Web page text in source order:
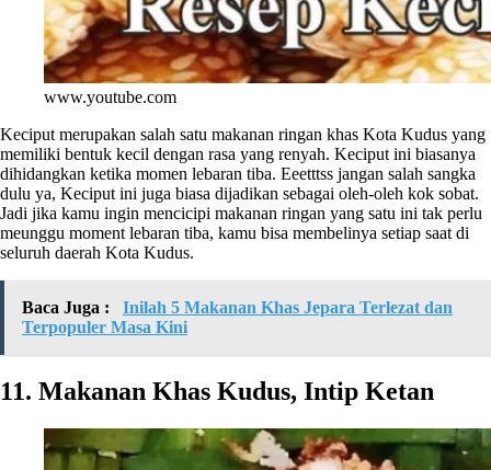
www.youtube.com
Keciput merupakan salah satu makanan ringan khas Kota Kudus yang
memiliki bentuk kecil dengan rasa yang renyah. Keciput ini biasanya
dihidangkan ketika momen lebaran tiba. Eeetttss jangan salah sangka
dulu ya, Keciput ini juga biasa dijadikan sebagai oleh-oleh kok sobat.
Jadi jika kamu ingin mencicipi makanan ringan yang satu ini tak perlu
meunggu moment lebaran tiba, kamu bisa membelinya setiap saat di
seluruh daerah Kota Kudus.
Baca Juga :
Inilah 5 Makanan Khas Jepara Terlezat dan
Terpopuler Masa Kini
11. Makanan Khas Kudus, Intip Ketan